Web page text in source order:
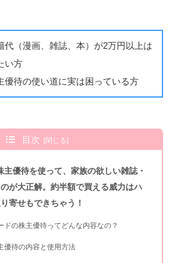
代（漫画、雑誌、本）が2万円以上は
い方
優待の使い道に実は困っている方
目次
主優待を使って、家族の欲しい雑誌・
が大正解。約半額で買える威力はハ
寄せもできちゃう！
ドの株主優待ってどんな内容なの？
優待の内容と使用方法